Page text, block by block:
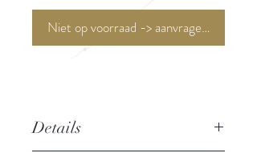
Niet op voorraad -> aanvragen <-
Details